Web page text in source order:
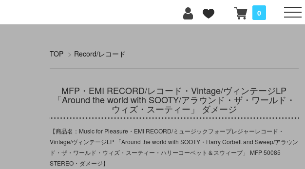
0
TOP > Record/レコード
MFP・EMI RECORD/レコード・Vintage/ヴィンテージLP
「Around the world with SOOTY/アラウンド・ザ・ワールド・
ウィズ・スーティー」 ダメージ
【商品名：Music for Pleasure・EMI RECORD/ミュージックフォープレジャーレコード・
Vintage/ヴィンテージLP 「Around the world with SOOTY・Harry Corbett and Sweep/アラウン
ド・ザ・ワールド・ウィズ・スーティー・ハリーコーベット＆スウィープ」 MFP 50085
STEREO・ダメージ】